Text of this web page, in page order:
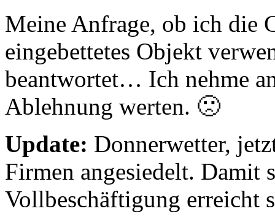
Meine Anfrage, ob ich die
eingebettetes Objekt
beantwortet… Ich nehme
Ablehnung werten. 🙁
Update: Donnerwetter,
Firmen angesiedelt. Damit
Vollbeschäftigung erreicht